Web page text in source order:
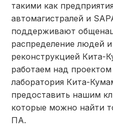
такими как
автомагистралей и
поддерживают
распределение людей
реконструкцией Кита-
работаем над проектом
лаборатория Кита-
предоставить нашим
которые можно найти
ПА.